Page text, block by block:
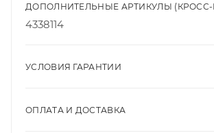
ДОПОЛНИТЕЛЬНЫЕ АРТИКУЛЫ
4338114
УСЛОВИЯ ГАРАНТИИ
ОПЛАТА И ДОСТАВКА